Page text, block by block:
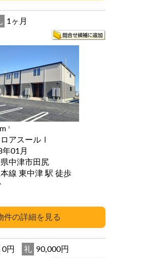
1ヶ月
2
アスールⅠ
年01月
中津市田尻
線 東中津 駅 徒歩
0円 礼 90,000円